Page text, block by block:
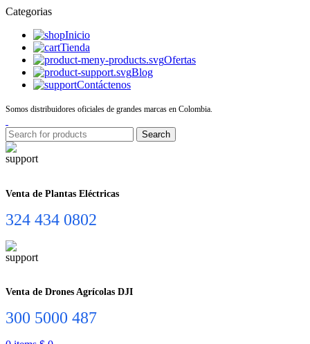
Categorias
Inicio
Tienda
Ofertas
Blog
Contáctenos
Somos distribuidores oficiales de grandes marcas en Colombia.
Search
Venta de Plantas Eléctricas
324 434 0802
Venta de Drones Agrícolas DJI
300 5000 487